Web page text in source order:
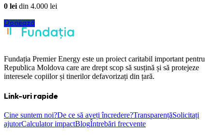
0 lei din 4.000 lei
Donează
Fundația Premier Energy este un proiect caritabil important pentru
Republica Moldova care are drept scop să susțină și să protejeze
interesele copiilor și tinerilor defavorizați din țară.
Link-uri rapide
Cine suntem noi?De ce să aveți încredere?TransparențăSolicitați
ajutorCalculator impactBlogÎntrebări frecvente